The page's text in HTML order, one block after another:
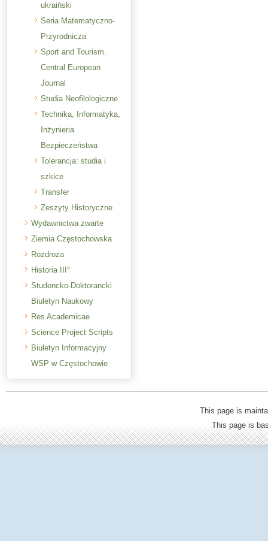
ukraiński
Seria Matematyczno-
Przyrodnicza
Sport and Tourism.
Central European
Journal
Studia Neofilologiczne
Technika, Informatyka,
Inżynieria
Bezpieczeństwa
Tolerancja: studia i
szkice
Transfer
Zeszyty Historyczne
Wydawnictwa zwarte
Ziemia Częstochowska
Rozdroża
Historia III°
Studencko-Doktorancki
Biuletyn Naukowy
Res Academicae
Science Project Scripts
Biuletyn Informacyjny
WSP w Częstochowie
This page is
This page is